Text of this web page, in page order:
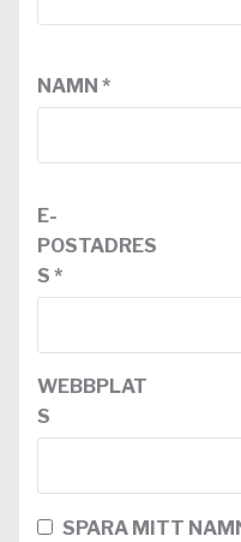
NAMN *
E-
POSTADRES
S *
WEBBPLAT
S
SPARA MITT